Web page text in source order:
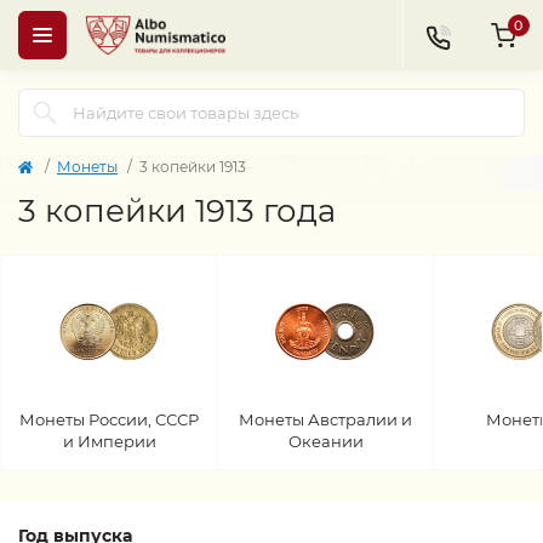
0
Монеты 3 копейки 1913
3 копейки 1913 года
Монеты России, СССР
и Империи
Монеты Австралии и
Океании
Год выпуска